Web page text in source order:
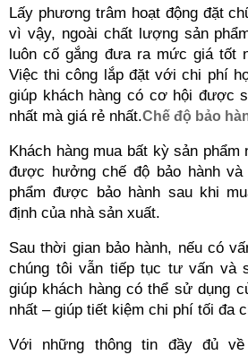
Lấy phương trâm hoạt động đặt
vì vậy, ngoài chất lượng sản
luôn cố gắng đưa ra mức giá tốt
Việc thi công lắp đặt với chi phí
giúp khách hàng có cơ hội được
nhất mà giá rẻ nhất.Chế độ bảo
Khách hàng mua bất kỳ sản phẩm
được hưởng chế độ bảo hành
phẩm được bảo hành sau khi
định của nhà sản xuất.
Sau thời gian bảo hành, nếu có
chúng tôi vẫn tiếp tục tư vấn và
giúp khách hàng có thể sử dụng
nhất – giúp tiết kiệm chi phí tối đa
Với những thông tin đầy đủ